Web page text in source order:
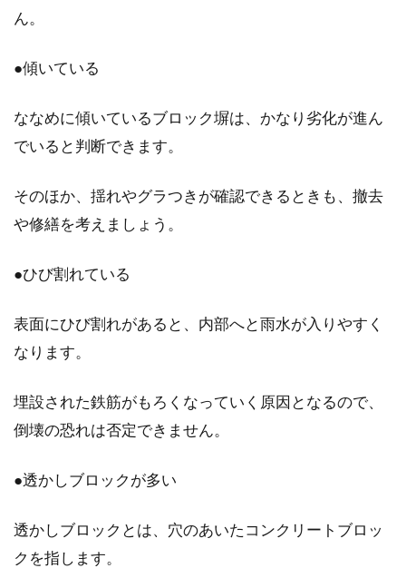
ん。
●傾いている
ななめに傾いているブロック塀は、かなり劣化が進ん
でいると判断できます。
そのほか、揺れやグラつきが確認できるときも、撤去
や修繕を考えましょう。
●ひび割れている
表面にひび割れがあると、内部へと雨水が入りやすく
なります。
埋設された鉄筋がもろくなっていく原因となるので、
倒壊の恐れは否定できません。
●透かしブロックが多い
透かしブロックとは、穴のあいたコンクリートブロッ
クを指します。